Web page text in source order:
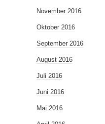
November 2016
Oktober 2016
September 2016
August 2016
Juli 2016
Juni 2016
Mai 2016